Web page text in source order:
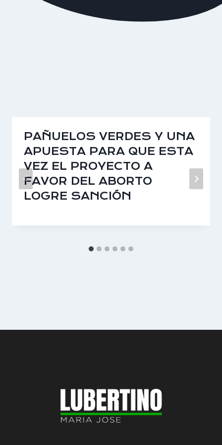
PAÑUELOS VERDES Y UNA
APUESTA PARA QUE ESTA
VEZ EL PROYECTO A
FAVOR DEL ABORTO
LOGRE SANCIÓN